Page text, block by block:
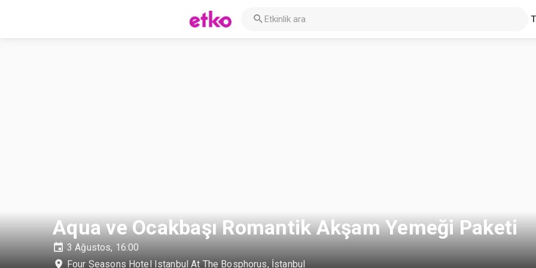
Aqua ve Ocakbaşı Romantik Akşam Yemeği Paketi
3 Ağustos, 16:00
Four Seasons Hotel Istanbul At The Bosphorus, İstanbul